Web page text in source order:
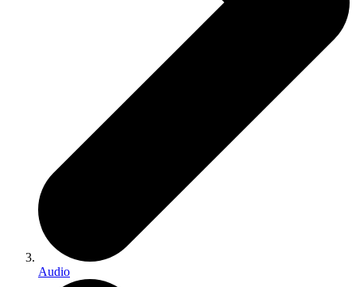
Audio